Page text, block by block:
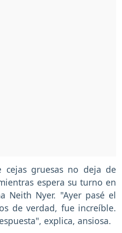
cejas gruesas no deja de
espera su turno en
Neith Nyer. "Ayer pasé el
de verdad, fue increíble.
explica, ansiosa.